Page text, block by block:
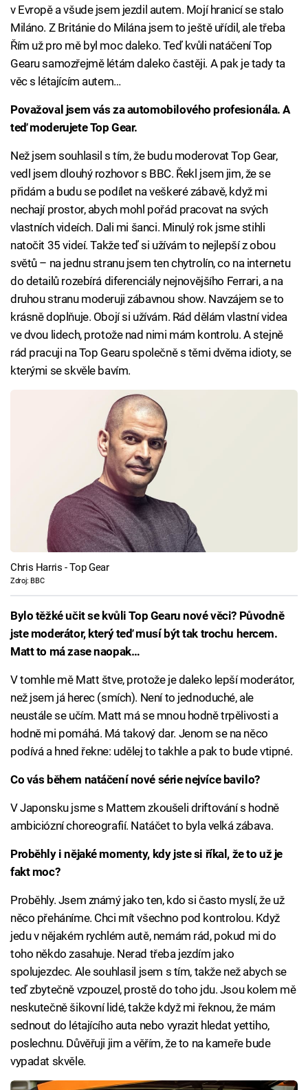
v Evropě a všude jsem jezdil autem. Mojí hranicí se stalo
Miláno. Z Británie do Milána jsem to ještě uřídil, ale třeba
Řím už pro mě byl moc daleko. Teď kvůli natáčení Top
Gearu samozřejmě létám daleko častěji. A pak je tady ta
věc s létajícím autem…
Považoval jsem vás za automobilového profesionála. A
teď moderujeteTop Gear.
Než jsem souhlasil s tím, že budu moderovat Top Gear,
vedl jsem dlouhý rozhovor s BBC. Řekl jsem jim, že se
přidám a budu se podílet na veškeré zábavě, když mi
nechají prostor, abych mohl pořád pracovat na svých
vlastních videích. Dali mi šanci. Minulý rok jsme stihli
natočit 35 videí. Takže teď si užívám to nejlepší z obou
světů – na jednu stranu jsem ten chytrolín, co na internetu
do detailů rozebírá diferenciály nejnovějšího Ferrari, a na
druhou stranu moderuji zábavnou show. Navzájem se to
krásně doplňuje. Obojí si užívám. Rád dělám vlastní videa
ve dvou lidech, protože nad nimi mám kontrolu. A stejně
rád pracuji na Top Gearu společně s těmi dvěma idioty, se
kterými se skvěle bavím.
Chris Harris - Top Gear
Zdroj: BBC
Bylo těžké učit se kvůli Top Gearu nové věci? Původně
jste moderátor, který teď musí být tak trochu hercem.
Matt to má zase naopak…
V tomhle mě Matt štve, protože je daleko lepší moderátor,
než jsem já herec (smích). Není to jednoduché, ale
neustále se učím. Matt má se mnou hodně trpělivosti a
hodně mi pomáhá. Má takový dar. Jenom se na něco
podívá a hned řekne: udělej to takhle a pak to bude vtipné.
Co vás během natáčení nové série nejvíce bavilo?
V Japonsku jsme s Mattem zkoušeli driftování s hodně
ambiciózní choreografií. Natáčet to byla velká zábava.
Proběhly i nějaké momenty, kdy jste si říkal, žeto už je
fakt moc?
Proběhly. Jsem známý jako ten, kdo si často myslí, že už
něco přeháníme. Chci mít všechno pod kontrolou. Když
jedu v nějakém rychlém autě, nemám rád, pokud mi do
toho někdo zasahuje. Nerad třeba jezdím jako
spolujezdec. Ale souhlasil jsem s tím, takže než abych se
teď zbytečně vzpouzel, prostě do toho jdu. Jsou kolem mě
neskutečně šikovní lidé, takže když mi řeknou, že mám
sednout do létajícího auta nebo vyrazit hledat yettiho,
poslechnu. Důvěřuji jim a věřím, že to na kameře bude
vypadat skvěle.